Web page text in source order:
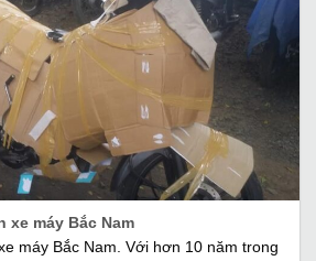
xe máy Bắc Nam
máy Bắc Nam. Với hơn 10 năm trong